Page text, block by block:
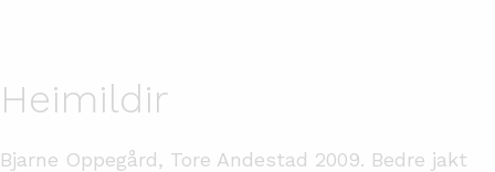
Heimildir
Bjarne Oppegård, Tore Andestad 2009. Bedre jakt